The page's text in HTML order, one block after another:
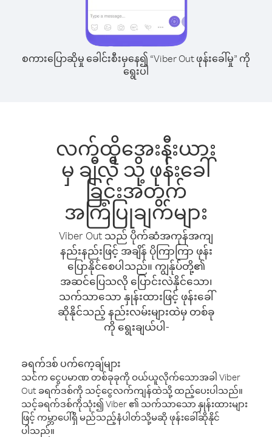
စကားပြောဆိုမှု ခေါင်းစီးမှနေ၍ “Viber Out ဖုန်းခေါ်မှု” ကို
ရွေးပါ
လက်ထိုအေးနီးယား
မှ ချီလီ သို့ ဖုန်းခေါ်
ခြင်းအတွက်
အကြံပြုချက်များ
Viber Out သည် ပိုက်ဆံအကုန်အကျ
နည်းနည်းဖြင့် အချိန် ပိုကြာကြာ ဖုန်း
ပြောနိုင်စေပါသည်။ ကျွန်ုပ်တို့၏
အဆင်ပြေသလို ပြောင်းလဲနိုင်သော၊
သက်သာသော နှုန်းထားဖြင့် ဖုန်းခေါ်
ဆိုနိုင်သည့် နည်းလမ်းများထဲမှ တစ်ခု
ကို ရွေးချယ်ပါ-
ခရက်ဒစ် ပက်ကေ့ချ်များ
သင်က ငွေပမာဏ တစ်ခုခုကို ဝယ်ယူလိုက်သောအခါ Viber
Out ခရက်ဒစ်ကို သင့်ငွေလက်ကျန်ထဲသို့ ထည့်ပေးပါသည်။
သင့်ခရက်ဒစ်ကိုသုံး၍ Viber ၏ သက်သာသော နှုန်းထားများ
ဖြင့် ကမ္ဘာပေါ်ရှိ မည်သည့်နံပါတ်သို့မဆို ဖုန်းခေါ်ဆိုနိုင်
ပါသည်။